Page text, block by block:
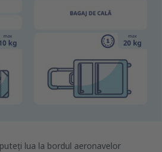
lua la bordul aeronavelor